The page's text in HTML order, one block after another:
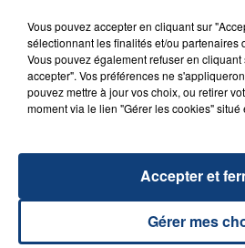
23 juillet 2026
INCENDIE MORTEL À LENS
SON BÉBÉ ENTRE LA VIE
Un homme s'est immolé par
aspergé sa compagne et leur
Vous pouvez accepter en cliquant sur
sélectionnant les finalités et/ou partenaires
Vous pouvez également refuser en
accepter". Vos préférences ne
pouvez mettre à jour vos choix, ou retirer
moment via le lien "Gérer les cookies"
Gérer mes
Accepter et